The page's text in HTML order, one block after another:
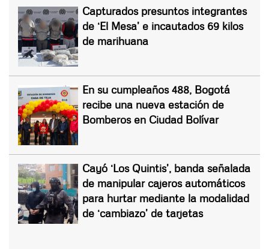
Capturados presuntos integrantes
de ‘El Mesa’ e incautados 69 kilos
de marihuana
En su cumpleaños 488, Bogotá
recibe una nueva estación de
Bomberos en Ciudad Bolívar
Cayó ‘Los Quintis’, banda señalada
de manipular cajeros automáticos
para hurtar mediante la modalidad
de ‘cambiazo’ de tarjetas